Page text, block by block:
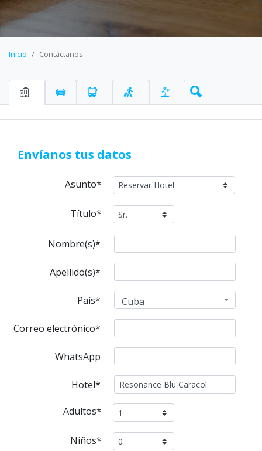
Inicio Contáctanos
Envíanos tus datos
Asunto*
Título*
Nombre(s)*
Apellido(s)*
País* Cuba
Correo electrónico*
WhatsApp
Hotel*
Adultos*
Niños*